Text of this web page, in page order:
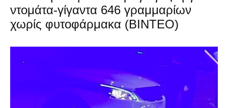
ντομάτα-γίγαντα 646 γραμμαρίων
χωρίς φυτοφάρμακα (ΒΙΝΤΕΟ)